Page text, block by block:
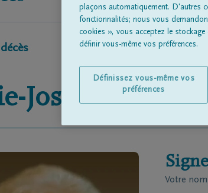
José Machon
Votre
plaçons automatiquement. D'autres
fonctionnalités; nous vous
cookies », vous acceptez le
définir vous-même vos préférences.
Définissez vous-même vos
préférences